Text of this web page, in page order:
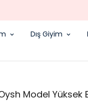
Dış Giyim
Model Yüksek